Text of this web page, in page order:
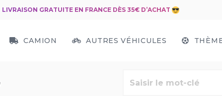
LIVRAISON GRATUITE EN FRANCE DÈS 35€ D’ACHAT
CAMION AUTRES VÉHICULES